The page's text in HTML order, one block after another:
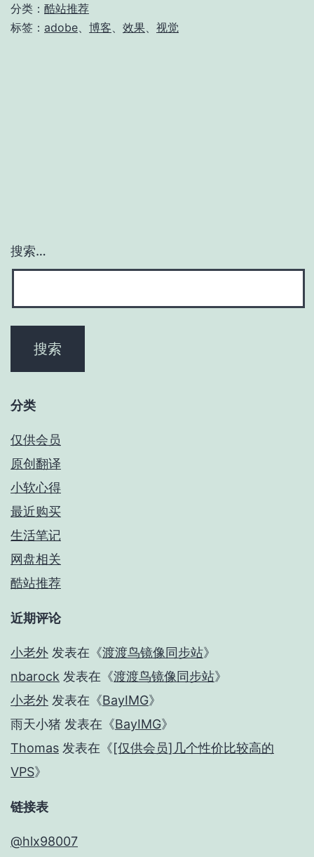
分类： 酷站推荐
标签： adobe 博客 效果 视觉
搜索…
分类
仅供会员
原创翻译
小软心得
最近购买
生活笔记
网盘相关
酷站推荐
近期评论
小老外 发表在《渡渡鸟镜像同步站》
nbarock 发表在《渡渡鸟镜像同步站》
小老外 发表在《BayIMG》
雨天小猪 发表在《BayIMG》
Thomas 发表在《[仅供会员]几个性价比较高的
VPS》
链接表
@hlx98007